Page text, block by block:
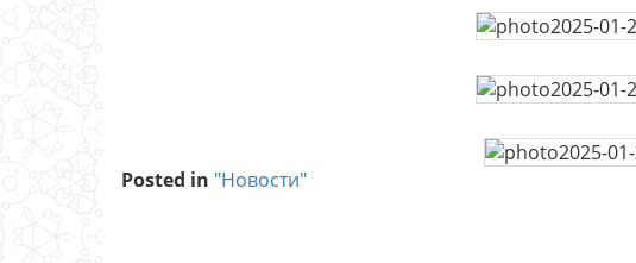
Posted in "Новости"